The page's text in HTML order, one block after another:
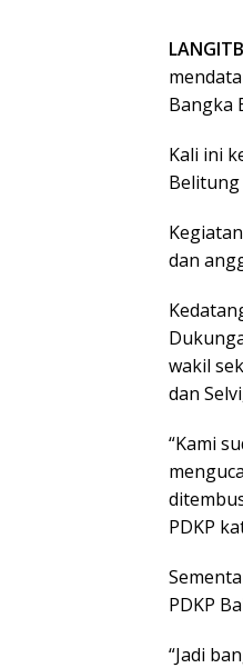
Bangka
Kali ini
Belitung
dan
wakil
dan
“Kami
PDKP
PDKP
“Jadi